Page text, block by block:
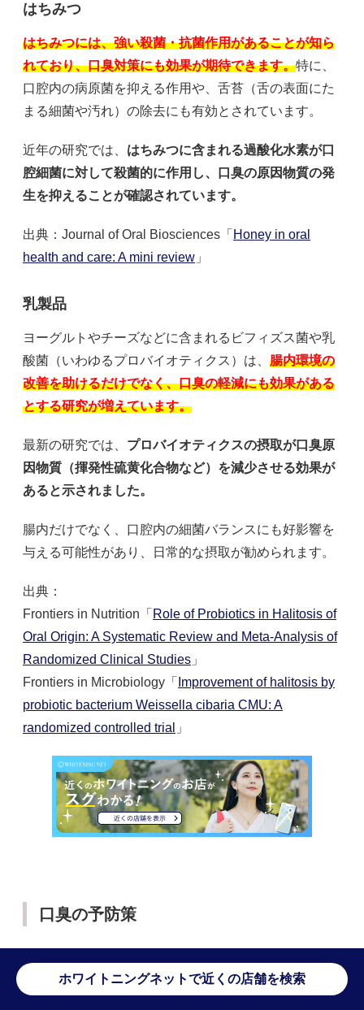
はちみつ
はちみつには、強い殺菌・抗菌作用があることが知ら
れており、口臭対策にも効果が期待できます。特に、
口腔内の病原菌を抑える作用や、舌苔（舌の表面にた
まる細菌や汚れ）の除去にも有効とされています。
近年の研究では、 はちみつに含まれる過酸化水素が口
腔細菌に対して殺菌的に作用し、口臭の原因物質の発
生を抑えることが確認されています。
出典：Journal of Oral Biosciences「 Honey in oral
health and care: A mini review 」
乳製品
ヨーグルトやチーズなどに含まれるビフィズス菌や乳
酸菌（いわゆるプロバイオティクス）は、 腸内環境の
改善を助けるだけでなく、口臭の軽減にも効果がある
とする研究が増えています。
最新の研究では、 プロバイオティクスの摂取が口臭原
因物質（揮発性硫黄化合物など）を減少させる効果が
あると示されました。
腸内だけでなく、口腔内の細菌バランスにも好影響を
与える可能性があり、日常的な摂取が勧められます。
出典：
Frontiers in Nutrition「 Role of Probiotics in Halitosis of
Oral Origin: A Systematic Review and Meta-Analysis of
Randomized Clinical Studies 」
Frontiers in Microbiology「
Improvement of halitosis by
probiotic bacterium Weissella cibaria CMU: A
randomized controlled trial 」
口臭の予防策
ホワイトニングネットで近くの店舗を検索